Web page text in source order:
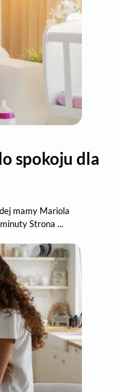
spokoju dla
mamy Mariola
Strona ...